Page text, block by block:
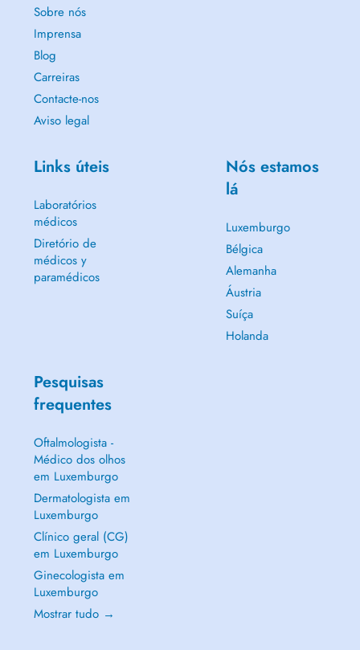
Sobre nós
Imprensa
Blog
Carreiras
Contacte-nos
Aviso legal
Links úteis
Laboratórios
médicos
Diretório de
médicos y
paramédicos
Nós estamos
lá
Luxemburgo
Bélgica
Alemanha
Áustria
Suíça
Holanda
Pesquisas
frequentes
Oftalmologista -
Médico dos olhos
em Luxemburgo
Dermatologista em
Luxemburgo
Clínico geral (CG)
em Luxemburgo
Ginecologista em
Luxemburgo
Mostrar tudo →